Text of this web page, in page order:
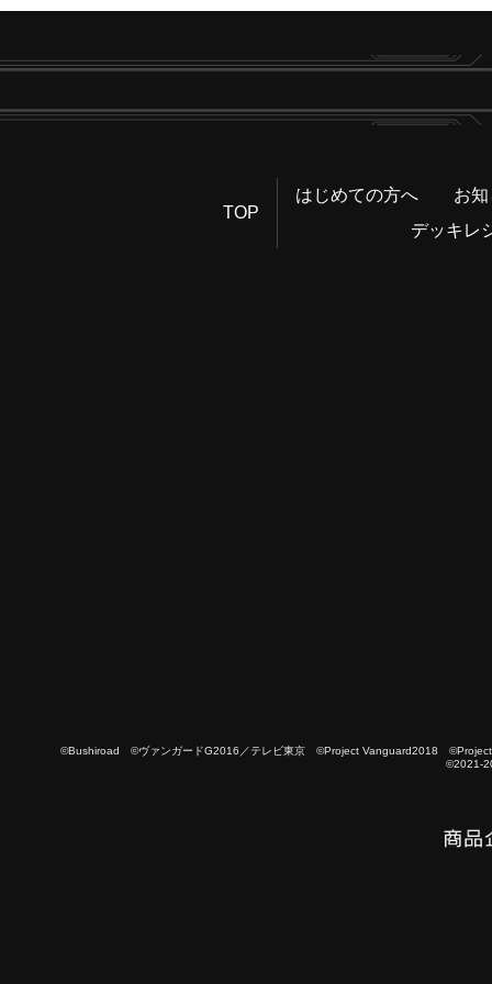
TOP
はじめての方へ
お
デッキレ
©Bushiroad ©ヴァンガードG2016／テレビ東京 ©Project Vanguard2018
©2021-